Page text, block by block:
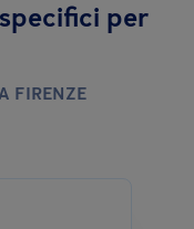
per
FIRENZE